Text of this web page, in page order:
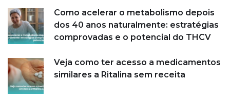
Como acelerar o metabolismo depois
dos 40 anos naturalmente: estratégias
comprovadas e o potencial do THCV
Veja como ter acesso a medicamentos
similares a Ritalina sem receita